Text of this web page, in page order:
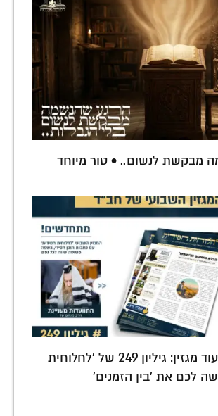
מבקשת לנשום.. • טור מיוחד
הרבה יותר מעוד מגזין: גיליון 249 של 'לחלוחית
לכם את 'בין הזמנים'